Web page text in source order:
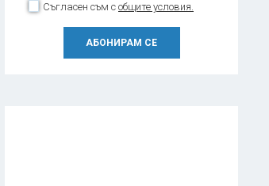
Съгласен съм с общите условия.